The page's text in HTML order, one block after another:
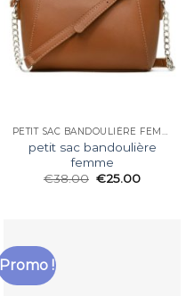
PETIT SAC BANDOULIÈRE FEMME
petit sac bandoulière
femme
€38.00 €25.00
Promo !